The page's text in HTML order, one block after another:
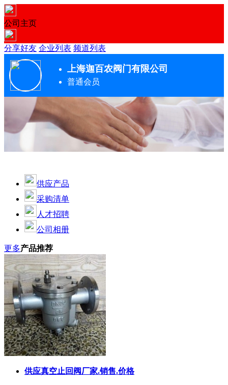
公司主页
分享好友 企业列表 频道列表
上海迦百农阀门有限公司
普通会员
供应产品
采购清单
人才招聘
公司相册
更多产品推荐
供应真空止回阀厂家.销售.价格